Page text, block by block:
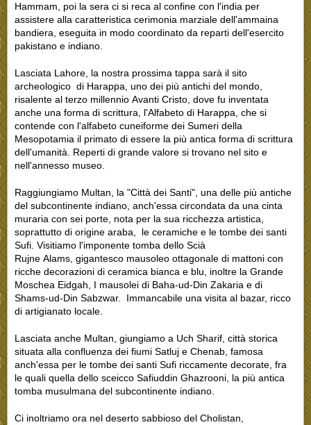
Hammam, poi la sera ci si reca al confine con l'india per
assistere alla caratteristica cerimonia marziale dell'ammaina
bandiera, eseguita in modo coordinato da reparti dell'esercito
pakistano e indiano.
Lasciata Lahore, la nostra prossima tappa sarà il sito
archeologico di Harappa, uno dei più antichi del mondo,
risalente al terzo millennio Avanti Cristo, dove fu inventata
anche una forma di scrittura, l'Alfabeto di Harappa, che si
contende con l'alfabeto cuneiforme dei Sumeri della
Mesopotamia il primato di essere la più antica forma di scrittura
dell'umanità. Reperti di grande valore si trovano nel sito e
nell'annesso museo.
Raggiungiamo Multan, la "Città dei Santi", una delle più antiche
del subcontinente indiano, anch'essa circondata da una cinta
muraria con sei porte, nota per la sua ricchezza artistica,
soprattutto di origine araba, le ceramiche e le tombe dei santi
Sufi. Visitiamo l'imponente tomba dello Scià
Rujne Alams, gigantesco mausoleo ottagonale di mattoni con
ricche decorazioni di ceramica bianca e blu, inoltre la Grande
Moschea Eidgah, I mausolei di Baha-ud-Din Zakaria e di
Shams-ud-Din Sabzwar. Immancabile una visita al bazar, ricco
di artigianato locale.
Lasciata anche Multan, giungiamo a Uch Sharif, città storica
situata alla confluenza dei fiumi Satluj e Chenab, famosa
anch'essa per le tombe dei santi Sufi riccamente decorate, fra
le quali quella dello sceicco Safiuddin Ghazrooni, la più antica
tomba musulmana del subcontinente indiano.
Ci inoltriamo ora nel deserto sabbioso del Cholistan,